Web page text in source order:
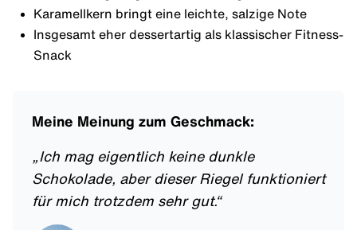
Karamellkern bringt eine leichte, salzige Note
Insgesamt eher dessertartig als klassischer Fitness-
Snack
Meine Meinung zum Geschmack:
Ich mag eigentlich keine dunkle
Schokolade, aber dieser Riegel funktioniert
für mich trotzdem sehr gut.“